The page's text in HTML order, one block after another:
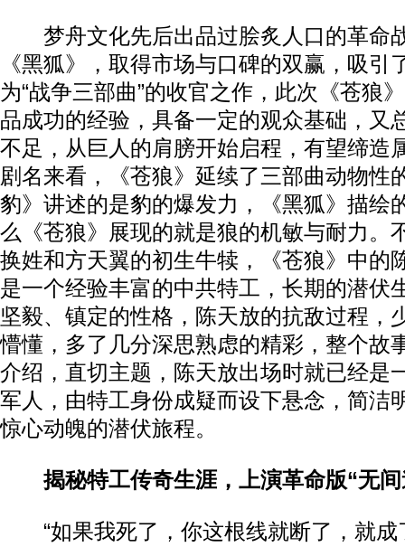
梦舟文化先后出品过脍炙人口的革命
《黑狐》，取得市场与口碑的双赢，吸引
为“战争三部曲”的收官之作，此次《苍狼
品成功的经验，具备一定的观众基础，又
不足，从巨人的肩膀开始启程，有望缔造
剧名来看，《苍狼》延续了三部曲动物性
豹》讲述的是豹的爆发力，《黑狐》描绘
么《苍狼》展现的就是狼的机敏与耐力。
换姓和方天翼的初生牛犊，《苍狼》中的
是一个经验丰富的中共特工，长期的潜伏
坚毅、镇定的性格，陈天放的抗敌过程，
懵懂，多了几分深思熟虑的精彩，整个故
介绍，直切主题，陈天放出场时就已经是
军人，由特工身份成疑而设下悬念，简洁
惊心动魄的潜伏旅程。
揭秘特工传奇生涯，上演革命版“无间
“如果我死了，你这根线就断了，就成